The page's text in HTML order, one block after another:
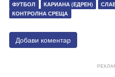
ФУТБОЛ КАРИАНА (ЕДРЕН)
КОНТРОЛНА СРЕЩА
Добави коментар